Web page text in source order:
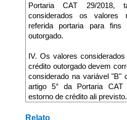
Portaria CAT 29/2018,
considerados os valores
referida portaria para
outorgado.
IV. Os valores
crédito outorgado devem
considerado na variável "B"
artigo 5° da Portaria
estorno de crédito ali previsto.
Relato